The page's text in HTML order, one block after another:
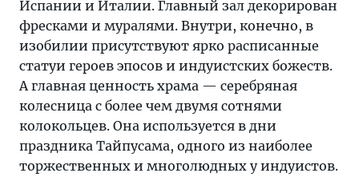
Испании и Италии. Главный зал декорирован
фресками и муралями. Внутри, конечно, в
изобилии присутствуют ярко расписанные
статуи героев эпосов и индуистских божеств.
А главная ценность храма — серебряная
колесница с более чем двумя сотнями
колокольцев. Она используется в дни
праздника Тайпусама, одного из наиболее
торжественных и многолюдных у индуистов.